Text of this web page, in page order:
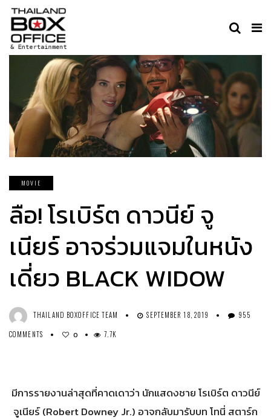
MOVIE
ลือ! โรเบิร์ต ดาวนีย์ จู
เนียร์ อาจร่วมแจมในหนัง
เดี่ยว BLACK WIDOW
THAILAND BOXOFFICE TEAM SEPTEMBER 18, 2019
955
COMMENTS
0 7.7K
มีการรายงานล่าสุดที่คาดเดาว่า นักแสดงชาย โรเบิร์ต ดาวนีย์
จูเนียร์ (Robert Downey Jr.) อาจกลับมารับบท โทนี่ สตาร์ก